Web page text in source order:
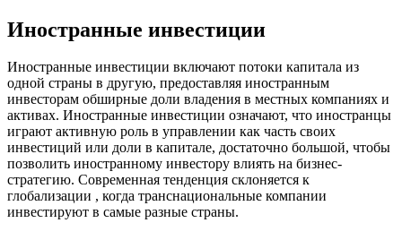
Иностранные инвестиции
Иностранные инвестиции включают потоки капитала из
одной страны в другую, предоставляя иностранным
инвесторам обширные доли владения в местных компаниях и
активах. Иностранные инвестиции означают, что иностранцы
играют активную роль в управлении как часть своих
инвестиций или доли в капитале, достаточно большой, чтобы
позволить иностранному инвестору влиять на бизнес-
стратегию. Современная тенденция склоняется к
глобализации , когда транснациональные компании
инвестируют в самые разные страны.